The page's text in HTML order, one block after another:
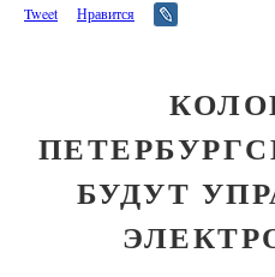
Tweet Нравится
БУДУТ